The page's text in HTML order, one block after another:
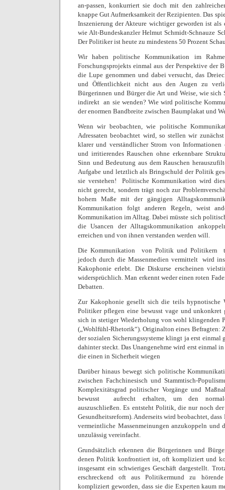
an-passen, konkurriert sie doch mit den
knappe Gut Aufmerksamkeit der Rezipienten. Das
Inszenierung der Akteure wichtiger geworden ist als
wie Alt-Bundeskanzler Helmut Schmidt-Schnauze
Der Politiker ist heute zu mindestens 50 Prozent
Wir haben politische Kommunikation im
Forschungsprojekts einmal aus der Perspektive der
die Lupe genommen und dabei versucht, das
und Öffentlichkeit nicht aus den Augen zu
Bürgerinnen und Bürger die Art und Weise, wie sich
indirekt  an sie wenden? Wie wird politische
der enormen Bandbreite zwischen Baumplakat und
Wenn wir beobachten, wie politische
Adressaten beobachtet wird, so stellen wir
klarer und verständlicher Strom von Informationen
und irritierendes Rauschen ohne erkennbare
Sinn und Bedeutung aus dem Rauschen
Aufgabe und letztlich als Bringschuld der Politik
sie verstehen!
Politische Kommunikation wird
nicht gerecht, sondern trägt noch zur
hohem Maße mit der gängigen
Kommunikation folgt anderen Regeln, weist
Kommunikation im Alltag. Dabei müsste sich
die Usancen der Alltagskommunikation
erreichen und von ihnen verstanden werden will.
Die Kommunikation
von Politik und Politikern 
jedoch durch die Massenmedien vermittelt  wird
Kakophonie erlebt. Die Diskurse erscheinen
widersprüchlich. Man erkennt weder einen roten
Debatten.
Zur Kakophonie gesellt sich die teils hypnotische
Politiker pflegen eine bewusst vage und unkonkret
sich in stetiger Wiederholung von wohl klingenden
(„Wohlfühl-Rhetorik“). Originalton eines Befragten:
der sozialen Sicherungssysteme klingt ja erst einmal
dahinter steckt. Das Unangenehme wird erst einmal
die einen in Sicherheit wiegen
Darüber hinaus bewegt sich politische
zwischen Fachchinesisch und Stammtisch-
Komplexitätsgrad politischer Vorgänge und
bewusst  aufrecht erhalten, um den
auszuschließen. Es entsteht Politik, die nur noch
Gesundheitsreform). Anderseits wird beobachtet,
vermeintliche Massenmeinungen anzukoppeln und
unzulässig vereinfacht.
Grundsätzlich erkennen die Bürgerinnen und
denen Politik konfrontiert ist, oft kompliziert und
insgesamt ein schwieriges Geschäft dargestellt.
erschreckend oft aus Politikermund zu
kompliziert geworden, dass sie die Experten kaum